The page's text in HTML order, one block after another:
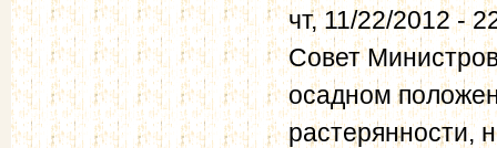
чт, 11/22/2012 -
Совет
осадном
растерянности,